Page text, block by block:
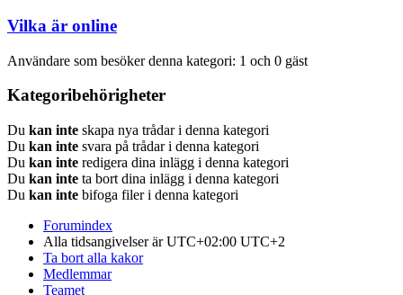
Vilka är online
Användare som besöker denna kategori: 1 och 0 gäst
Kategoribehörigheter
Du kan inte skapa nya trådar i denna kategori
Du kan inte svara på trådar i denna kategori
Du kan inte redigera dina inlägg i denna kategori
Du kan inte ta bort dina inlägg i denna kategori
Du kan inte bifoga filer i denna kategori
Forumindex
Alla tidsangivelser är UTC+02:00 UTC+2
Ta bort alla kakor
Medlemmar
Teamet